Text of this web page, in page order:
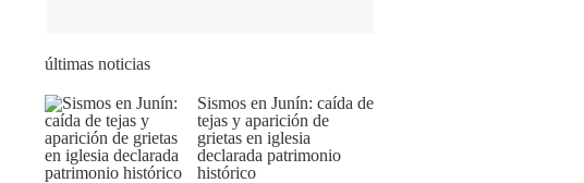
últimas noticias
Sismos en Junín: caída de
tejas y aparición de
grietas en iglesia
declarada patrimonio
histórico